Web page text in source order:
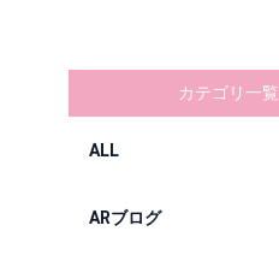
カテゴリ一覧
ALL
ARブログ